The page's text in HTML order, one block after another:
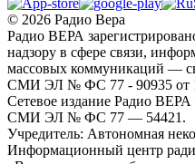
© 2026 Радио Вера
Радио ВЕРА
надзору в сфере связи,
массовых коммуникаций —
СМИ ЭЛ № ФС 77 - 90935 от
Сетевое издание Радио ВЕРА
СМИ ЭЛ № ФС 77 — 54421.
Учредитель: Автономная
Информационный центр